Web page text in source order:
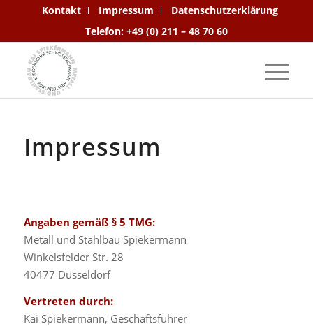
Kontakt Impressum
Datenschutzerklärung
Telefon: +49 (0) 211 – 48 70 60
Impressum
Angaben gemäß § 5 TMG:
Metall und Stahlbau Spiekermann
Winkelsfelder Str. 28
40477 Düsseldorf
Vertreten durch:
Kai Spiekermann, Geschäftsführer